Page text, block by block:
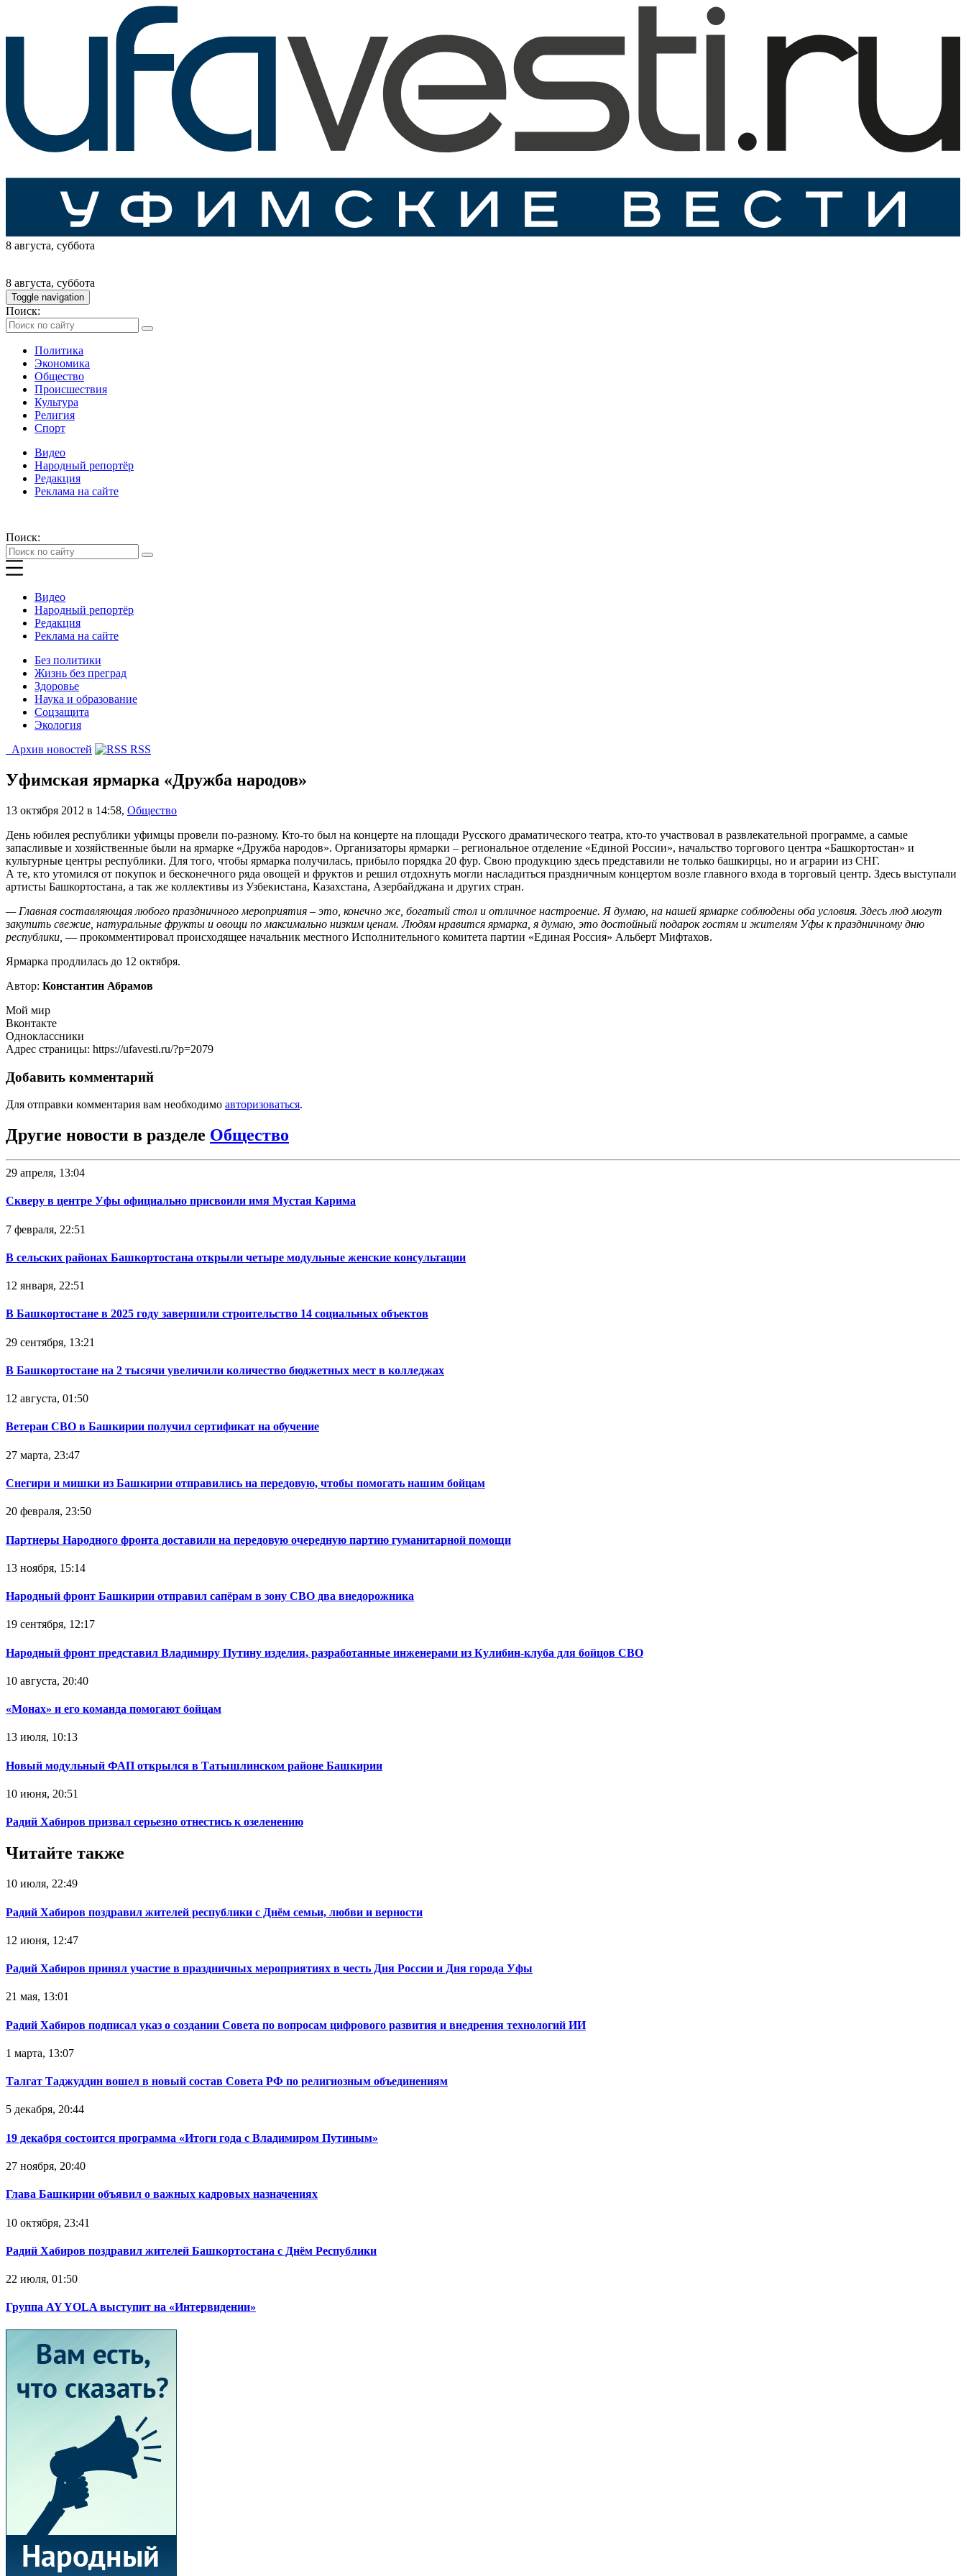
8 августа, суббота
8 августа, суббота
Toggle navigation
Поиск:
Политика
Экономика
Общество
Происшествия
Культура
Религия
Спорт
Видео
Народный репортёр
Редакция
Реклама на сайте
Поиск:
Видео
Народный репортёр
Редакция
Реклама на сайте
Без политики
Жизнь без преград
Здоровье
Наука и образование
Соцзащита
Экология
Архив новостей
RSS
Уфимская ярмарка «Дружба народов»
13 октября 2012 в 14:58, Общество
День юбилея республики уфимцы провели по-разному. Кто-то был на концерте на площади Русского драматического театра, кто-то участвовал в развлекательной программе, а самые
запасливые и хозяйственные были на ярмарке «Дружба народов». Организаторы ярмарки – региональное отделение «Единой России», начальство торгового центра «Башкортостан» и
культурные центры республики. Для того, чтобы ярмарка получилась, прибыло порядка 20 фур. Свою продукцию здесь представили не только башкирцы, но и аграрии из СНГ.
А те, кто утомился от покупок и бесконечного ряда овощей и фруктов и решил отдохнуть могли насладиться праздничным концертом возле главного входа в торговый центр. Здесь выступали
артисты Башкортостана, а так же коллективы из Узбекистана, Казахстана, Азербайджана и других стран.
— Главная составляющая любого праздничного мероприятия – это, конечно же, богатый стол и отличное настроение. Я думаю, на нашей ярмарке соблюдены оба условия. Здесь люд могут
закупить свежие, натуральные фрукты и овощи по максимально низким ценам. Людям нравится ярмарка, я думаю, это достойный подарок гостям и жителям Уфы к праздничному дню
республики, — прокомментировал происходящее начальник местного Исполнительного комитета партии «Единая Россия» Альберт Мифтахов.
Ярмарка продлилась до 12 октября.
Автор: Константин Абрамов
Мой мир
Вконтакте
Одноклассники
Адрес страницы: https://ufavesti.ru/?p=2079
Добавить комментарий
Для отправки комментария вам необходимо авторизоваться.
Другие новости в разделе Общество
29 апреля, 13:04
Скверу в центре Уфы официально присвоили имя Мустая Карима
7 февраля, 22:51
В сельских районах Башкортостана открыли четыре модульные женские консультации
12 января, 22:51
В Башкортостане в 2025 году завершили строительство 14 социальных объектов
29 сентября, 13:21
В Башкортостане на 2 тысячи увеличили количество бюджетных мест в колледжах
12 августа, 01:50
Ветеран СВО в Башкирии получил сертификат на обучение
27 марта, 23:47
Снегири и мишки из Башкирии отправились на передовую, чтобы помогать нашим бойцам
20 февраля, 23:50
Партнеры Народного фронта доставили на передовую очередную партию гуманитарной помощи
13 ноября, 15:14
Народный фронт Башкирии отправил сапёрам в зону СВО два внедорожника
19 сентября, 12:17
Народный фронт представил Владимиру Путину изделия, разработанные инженерами из Кулибин-клуба для бойцов СВО
10 августа, 20:40
«Монах» и его команда помогают бойцам
13 июля, 10:13
Новый модульный ФАП открылся в Татышлинском районе Башкирии
10 июня, 20:51
Радий Хабиров призвал серьезно отнестись к озеленению
Читайте также
10 июля, 22:49
Радий Хабиров поздравил жителей республики с Днём семьи, любви и верности
12 июня, 12:47
Радий Хабиров принял участие в праздничных мероприятиях в честь Дня России и Дня города Уфы
21 мая, 13:01
Радий Хабиров подписал указ о создании Совета по вопросам цифрового развития и внедрения технологий ИИ
1 марта, 13:07
Талгат Таджуддин вошел в новый состав Совета РФ по религиозным объединениям
5 декабря, 20:44
19 декабря состоится программа «Итоги года с Владимиром Путиным»
27 ноября, 20:40
Глава Башкирии объявил о важных кадровых назначениях
10 октября, 23:41
Радий Хабиров поздравил жителей Башкортостана с Днём Республики
22 июля, 01:50
Группа AY YOLA выступит на «Интервидении»